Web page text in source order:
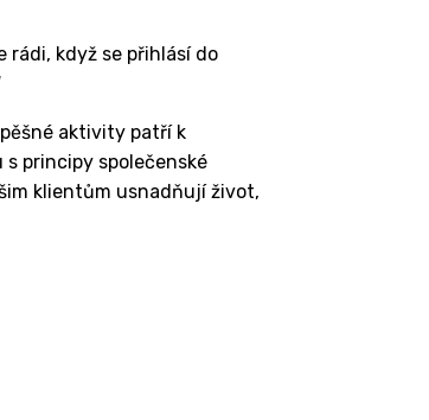
rádi, když se přihlásí do
aktivity patří k
principy společenské
klientům usnadňují život,